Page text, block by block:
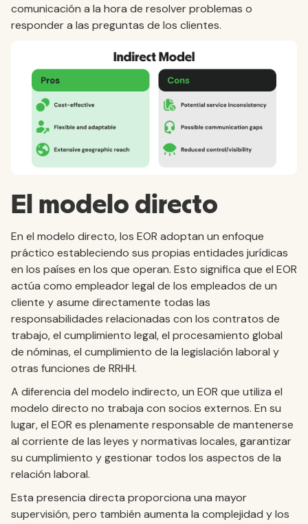
comunicación a la hora de resolver problemas o
responder a las preguntas de los clientes.
El modelo directo
En el modelo directo, los EOR adoptan un enfoque
práctico estableciendo sus propias entidades jurídicas
en los países en los que operan. Esto significa que el EOR
actúa como empleador legal de los empleados de un
cliente y asume directamente todas las
responsabilidades relacionadas con los contratos de
trabajo, el cumplimiento legal, el procesamiento global
de nóminas, el cumplimiento de la legislación laboral y
otras funciones de RRHH.
A diferencia del modelo indirecto, un EOR que utiliza el
modelo directo no trabaja con socios externos. En su
lugar, el EOR es plenamente responsable de mantenerse
al corriente de las leyes y normativas locales, garantizar
su cumplimiento y gestionar todos los aspectos de la
relación laboral.
Esta presencia directa proporciona una mayor
supervisión, pero también aumenta la complejidad y los